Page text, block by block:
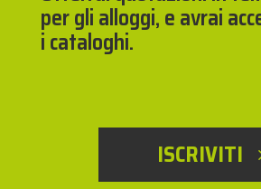
per gli alloggi, e avrai
i cataloghi.
ISCRIVITI